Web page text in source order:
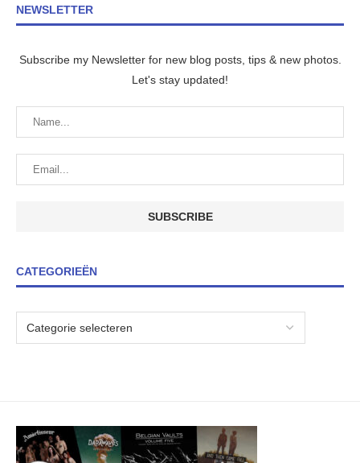
NEWSLETTER
Subscribe my Newsletter for new blog posts, tips & new photos.
Let's stay updated!
CATEGORIEËN